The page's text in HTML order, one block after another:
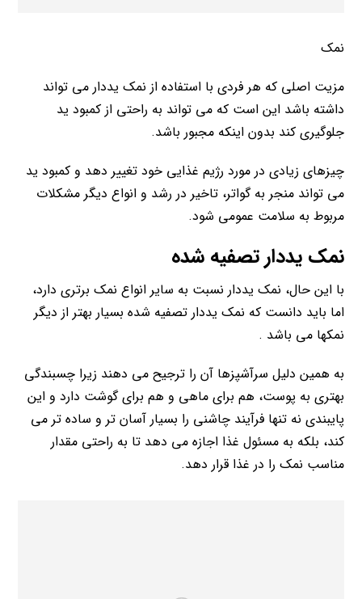
نمک
مزیت اصلی که هر فردی با استفاده از نمک یددار می تواند
داشته باشد این است که می تواند به راحتی از کمبود ید
جلوگیری کند بدون اینکه مجبور باشد.
چیزهای زیادی در مورد رژیم غذایی خود تغییر دهد و کمبود ید
می تواند منجر به گواتر، تاخیر در رشد و انواع دیگر مشکلات
مربوط به سلامت عمومی شود.
نمک یددار تصفیه شده
با این حال، نمک یددار نسبت به سایر انواع نمک برتری دارد،
اما باید دانست که نمک یددار تصفیه شده بسیار بهتر از دیگر
نمکها می باشد .
به همین دلیل سرآشپزها آن را ترجیح می دهند زیرا چسبندگی
بهتری به پوست، هم برای ماهی و هم برای گوشت دارد و این
پایبندی نه تنها فرآیند چاشنی را بسیار آسان تر و ساده تر می
کند، بلکه به مسئول غذا اجازه می دهد تا به راحتی مقدار
مناسب نمک را در غذا قرار دهد.